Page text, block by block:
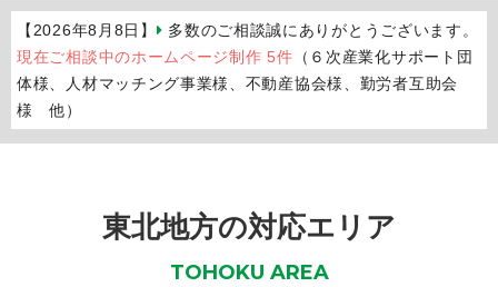
【2026年8月8日】
多数のご相談誠にありがとうございます。
現在ご相談中のホームページ制作 5件 （６次産業化サポート団
体様、人材マッチング事業様、不動産協会様、勤労者互助会
様 他）
東北地方の対応エリア
TOHOKU AREA